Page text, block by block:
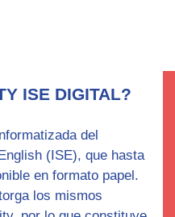
ISE DIGITAL?
del
(ISE), que hasta
en formato papel.
los mismos